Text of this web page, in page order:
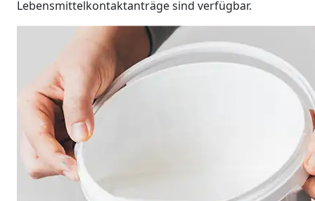
Lebensmittelkontaktanträge sind verfügbar.